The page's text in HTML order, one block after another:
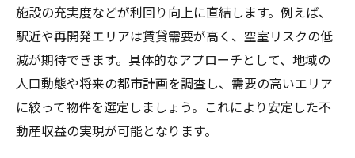
施設の充実度などが利回り向上に直結します。例えば、
駅近や再開発エリアは賃貸需要が高く、空室リスクの低
減が期待できます。具体的なアプローチとして、地域の
人口動態や将来の都市計画を調査し、需要の高いエリア
に絞って物件を選定しましょう。これにより安定した不
動産収益の実現が可能となります。